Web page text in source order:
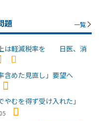
題 一覧
上は軽減税率を 日医、消
含めた見直し」要望へ
やむを得ず受け入れた」